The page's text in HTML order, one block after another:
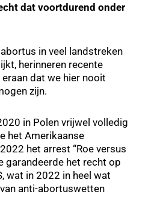
dat voortdurend onder
in veel landstreken
herinneren recente
dat we hier nooit
zijn.
in Polen vrijwel volledig
het Amerikaanse
het arrest “Roe versus
garandeerde het recht op
wat in 2022 in heel wat
anti-abortuswetten